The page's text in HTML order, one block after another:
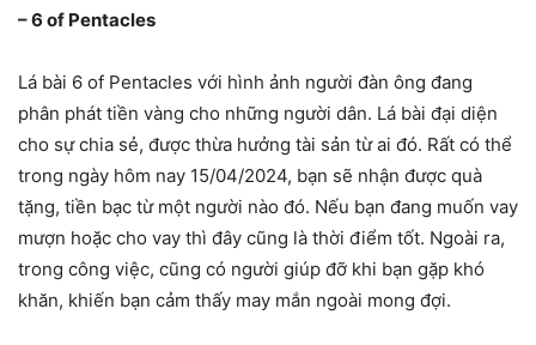
– 6 of Pentacles
Lá bài 6 of Pentacles với hình ảnh người đàn ông đang
phân phát tiền vàng cho những người dân. Lá bài đại diện
cho sự chia sẻ, được thừa hưởng tài sản từ ai đó. Rất có thể
trong ngày hôm nay 15/04/2024, bạn sẽ nhận được quà
tặng, tiền bạc từ một người nào đó. Nếu bạn đang muốn vay
mượn hoặc cho vay thì đây cũng là thời điểm tốt. Ngoài ra,
trong công việc, cũng có người giúp đỡ khi bạn gặp khó
khăn, khiến bạn cảm thấy may mắn ngoài mong đợi.